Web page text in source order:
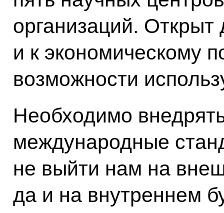
организаций. Открыт
и к экономическому
возможности
Необходимо
международные
не выйти нам на
да и на внутреннем